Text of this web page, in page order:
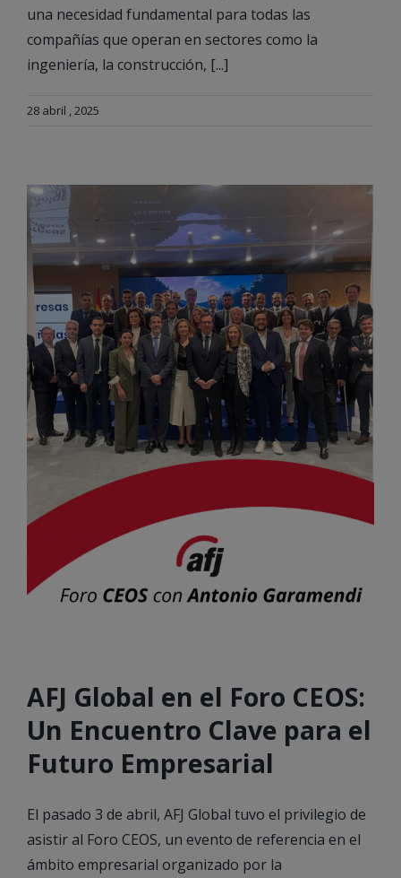
una necesidad fundamental para todas las
compañías que operan en sectores como la
ingeniería, la construcción, [...]
28 abril , 2025
AFJ Global en el Foro CEOS:
Un Encuentro Clave para el
Futuro Empresarial
El pasado 3 de abril, AFJ Global tuvo el privilegio de
asistir al Foro CEOS, un evento de referencia en el
ámbito empresarial organizado por la